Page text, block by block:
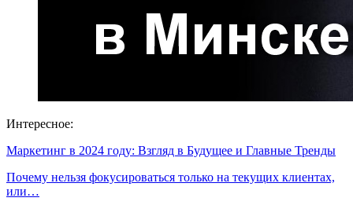
Интересное:
Маркетинг в 2024 году: Взгляд в Будущее и Главные Тренды
Почему нельзя фокусироваться только на текущих клиентах,
или…